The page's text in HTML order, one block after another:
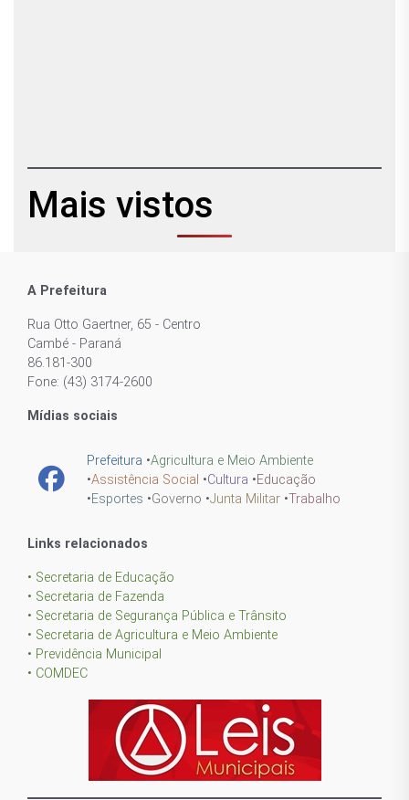
Mais vistos
A Prefeitura
Rua Otto Gaertner, 65 - Centro
Cambé - Paraná
86.181-300
Fone: (43) 3174-2600
Mídias sociais
Prefeitura •Agricultura e Meio Ambiente
•Assistência Social •Cultura •Educação
•Esportes •Governo •Junta Militar •Trabalho
Links relacionados
• Secretaria de Educação
• Secretaria de Fazenda
• Secretaria de Segurança Pública e Trânsito
• Secretaria de Agricultura e Meio Ambiente
• Previdência Municipal
• COMDEC